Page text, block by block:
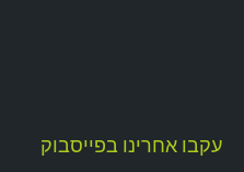
עקבו אחרינו בפייסבוק